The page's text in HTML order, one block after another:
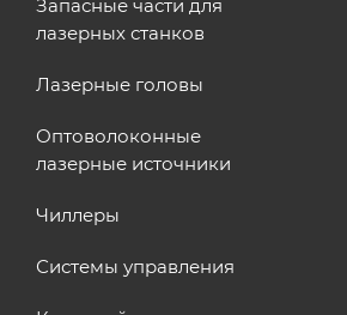
Запасные части для
лазерных станков
Лазерные головы
Оптоволоконные
лазерные источники
Чиллеры
Системы управления